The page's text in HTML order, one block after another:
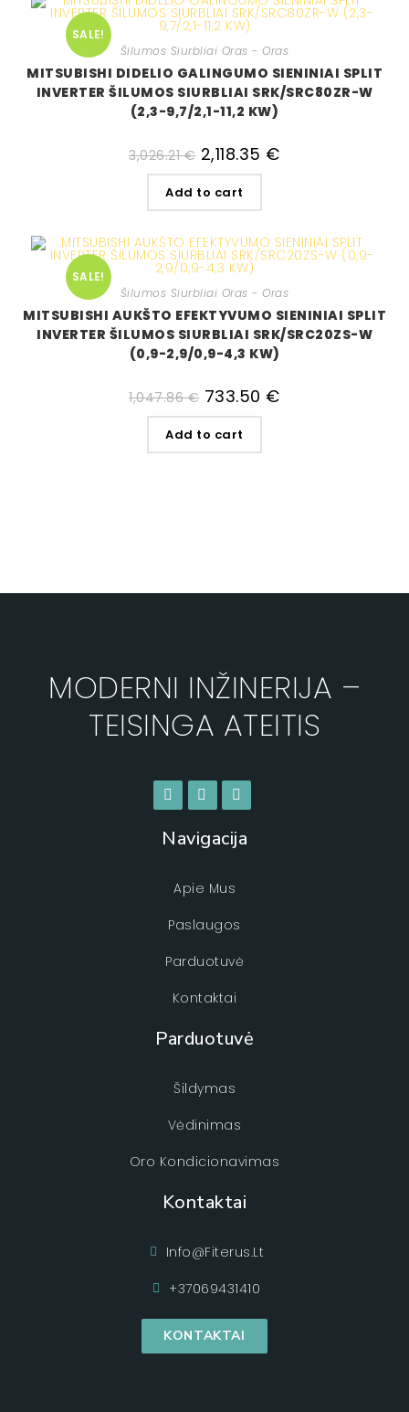
SALE!
Šilumos Siurbliai Oras - Oras
MITSUBISHI DIDELIO GALINGUMO SIENINIAI SPLIT
INVERTER ŠILUMOS SIURBLIAI SRK/SRC80ZR-W
(2,3-9,7/2,1-11,2 KW)
3,026.21€ 2,118.35 €
Add to cart
SALE!
Šilumos Siurbliai Oras - Oras
MITSUBISHI AUKŠTO EFEKTYVUMO SIENINIAI SPLIT
INVERTER ŠILUMOS SIURBLIAI SRK/SRC20ZS-W
(0,9-2,9/0,9-4,3 KW)
1,047.86€ 733.50 €
Add to cart
MODERNI INŽINERIJA –
TEISINGA ATEITIS
Navigacija
Apie Mus
Paslaugos
Parduotuvė
Kontaktai
Parduotuvė
Šildymas
Vėdinimas
Oro Kondicionavimas
Kontaktai
Info@fiterus.lt
+37069431410
KONTAKTAI